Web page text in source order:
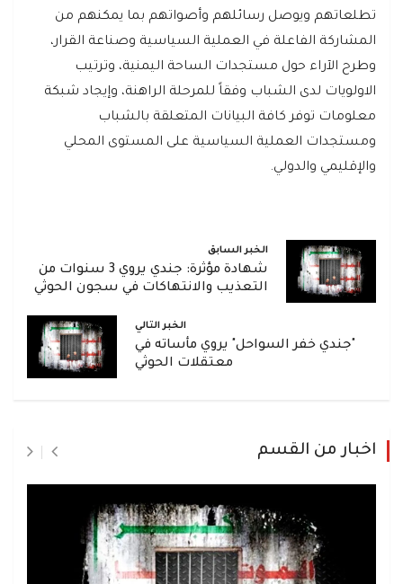
تطلعاتهم ويوصل رسائلهم وأصواتهم بما يمكنهم من
المشاركة الفاعلة في العملية السياسية وصناعة القرار،
وطرح الآراء حول مستجدات الساحة اليمنية، وترتيب
الاولويات لدى الشباب وفقاً للمرحلة الراهنة، وإيجاد شبكة
معلومات توفر كافة البيانات المتعلقة بالشباب
ومستجدات العملية السياسية على المستوى المحلي
والإقليمي والدولي.
الخبر السابق
شهادة مؤثرة: جندي يروي 3 سنوات من
التعذيب والانتهاكات في سجون الحوثي
الخبر التالي
"جندي خفر السواحل" يروي مأساته في
معتقلات الحوثي
اخبار من القسم